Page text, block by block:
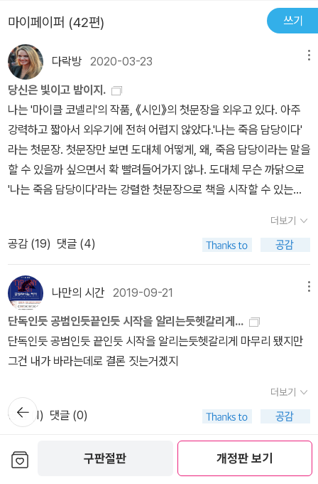
구판절판 개정판 보기
놈들은 인간이 아니라고 생각해버려요. 달나라에서 온 놈들이라고.
이 시인이라는 녀석이 살던 달에서는 그런 본능을 따르는 것이 자연
스럽고 정상적인 일이겠죠. 놈은 그런 본능에 따라 자신이 만족을 느
낄 수 있는 상황을 만들어내는 것에요.' 성폭행범들이 출옥한지 일주
일만에 범행을 저지르거나 전자발찌를 찬 채로 여성을 노리는 일들이
비근한 요즘, 성폭행범들의 범죄 행태 역시 사이코패스의 그것과 별
반 차이가 없다고 느낀다. 달나라에서 온 그들에게 지구의 법칙을 습
득하도록 재활의 기회를 준다는 것은 비극의 씨앗을 심는 행위이다.
그들은 그들의 본능을 제어할 수 있는 장치가 없는 자들로 보인다. 그
들이 많이 달린다. 삼청교육대 부활을 부르짖는 사람도 있다. 아이러
니한 것은 사회가 보수화되면 될 수록 성폭행이 증가하고, 그에 대한
대책으로 더욱 보수적인 정책들이 입안된다는 것이다. 150여년 전,
현명한 사람이 공창 제도는 자본주의 사회에서 부르주아지들이 자신
의 아내를 성폭행으로부터 지켜내기 위해 필요한 제도라고 했다. 또
한 가족을 구성할 수 없는 가난한 자들이 성적 욕구를 해소함으로서
사회에 대한 안전판 역할도 하리라면서 부르주아지들이 공식적으로
는 공창제도를 혐오스러워하면서도 뒤로는 그 공창제도를 유지 존속
모순은 전혀 해결된 바가 없다. 성범죄는 더욱 증가하고, 우리 사회는
더욱 보수화될 것이라는 나의 불안감은 전혀 근거 없는 것일까. htt
p://blog.naver.com/rainsky94/80201301928
릴러 쪽으로 편식하는 나란 인간은 기쁨의 비명을 지른다. 악!!!!!p.s
찾아보니 2권 <시인의 계곡>에서는 마이클 코넬리 소설의 가장 유명
한 주인공이라는 해리 보슈가 등장한다던데,해리 보슈 시리즈와 시인
시리즈의 접점을 엮어놓은 유기적인 설정도 참 재밌다.이건 뭐, 크라
임 스릴러에도 세계관이 등장할 기세.
다르지 않습니다.살인사건 전문기자라는 캐릭터 덕분에 잭은 자료조
사는 물론 뛰어난 추리능력까지 갖췄고, FBI에 합류한 뒤로도 그들의
고압적인 분위기 속에서 자신만의 행보를 고집스레 이어갑니다.말싸
움으론 으뜸이고, 적당한 반골 기질과 함께 적절한 타협 타이밍도 아
는 인물입니다.다행히도(?) 뛰어난 몸싸움 능력까지 지닌 슈퍼 히어
로는 아니지만 말입니다. 하지만 (많은 스릴러 주인공들이 그렇듯)
잭은 이런저런 기구한 사연들을 부여받았는데, 그의 어린 시절을 불
행하게 만든 누이의 죽음과 그 이후 벽을 친 듯 소원해진 가족 관계,
예나 지금이나 상처받을 일이 두려워 좋아하는 마음을 표현하지 못하
는 자괴감 어린 소심함, 형을 죽인 범인을 잡으려면 특종을 포기해야
만 하는 기자로서의 딜레마 등이 그것인데, 굳이 마이클 코넬리의 캐
너무 무겁거나 어둡지도 않고, 어딘가 뺀질뺀질 날라리(?) 같지도 않
은 게 잭의 특징입니다. FBI에 합류하긴 했어도 기자라는 한계 때문
에 잭은 대놓고 수사를 할 수는 없는 처지인데, 그래선지 파트너인 레
이철 월링의 역할이 잭 못잖게 비중 있게 그려집니다.액션에도 능하
고 당차면서도 매력적인 FBI 행동과학국 요원 레이철의 카리스마는
‘남성미’라는 면에서는 다소 약해 보이는 잭의 캐릭터와 희한하게 잘
을 위한 캐릭터처럼 보이기도 합니다.물론 그렇다고 해서 레이철이
잭과의 로맨스에 방점을 둔 인물이란 뜻은 절대 아닙니다.FBI 특수팀
수준입니다.‘속이 텅 빈 여자’라는 전 남편의 비난대로 인간미만 놓고
보면 다소 딱딱해 보이기도 하지만, 적어도 FBI 요원이 갖춰야 할 미
명감과 자기 만족을 동시에 손에 쥐고 싶어하는 본성을 지닌 인물들
이다. 그래서 그들이 보여주는 행동과 말들은 살짝 속물처럼 보이면
서도 속마음은 공감하게 만든다. 그러면서도 물 흐르듯이 치밀하고
섬세한 대사들로 인해 결코 추해보이지 않는다.여기 죽음을 항상 곁
에 두고 있는 신문사 사회부 소속이자 살인사건 기획기사 전문기자인
잭 매커보이가 있다. 그에게는 경찰인 쌍둥이 형 션이 있다. 그들은 쌍
둥이지만 결코 쌍둥이처럼 보이는 것에 거부감을 느끼고 각자 개성에
맞게 외모를 변화시켜 다른 성향을 지닌 두 형제가 되었다. 생활이 다
르다보니, 가끔 만나 맥주를 마시는 정도의 사이로 서서히 변해가고
있던 차에 형의 자살 소식을 접하게 되고 잭은 짐작조차 하지 못했던
다란 의문을 갖게 된다. 형의 시신에 같이 놓여 있었다던 포의 시구 또
한 그를 쉽사리 사건에서 손을 놓지 못하게 하는 요소가 된다. 도대체
의미를 알 수 없는 포의 시구는 잭의 마음을 혼란 속에 빠뜨리게 된다.
또한 '공간을 넘고, 시간을 넘어'의 시구를 유서로 쉽게 받아들이는 형
의 경찰 동료들 사이에서 잭은 커다란 의문을 갖게 되고 조사를 본격
적으로 시작하게 된다. 형의 죽음을 기어코 기사로 만들어야만 하냐
는 슬픔에 빠진 가족들의 지탄에도 불구하고 경찰관 자살 사건에 관
한 기획기사를 준비하고 그 와중에 형과 똑같은 경찰 자살 사건과 유
사한 사건들이 더 있음을 발견하게 되고 포의 시구가 어김없이 놓여
있었다는 것을 알게 된다. 잭은 점차 이 사건이 경찰관 연쇄살인 사건
임을 알게 되고 FBI 요원들과 함께 전국적인 경찰관 연쇄살인 사건의
범인을 잡기 위해 미국 전역을 돌며 '시인'이라는 별명을 얻게 된 연쇄
살인범과의 복잡하고 치밀한 길고 긴 심리게임을 하게 된다.'시인'속
마이페이퍼 (42편) 쓰기
다락방 2020-03-23
당신은 빛이고 밤이지.
나는 '마이클 코넬리'의 작품, 《시인》의 첫문장을 외우고 있다. 아주
강력하고 짧아서 외우기에 전혀 어렵지 않았다.'나는 죽음 담당이다'
라는 첫문장. 첫문장만 보면 도대체 어떻게, 왜, 죽음 담당이라는 말을
할 수 있을까 싶으면서 확 빨려들어가지 않나. 도대체 무슨 까닭으로
'나는 죽음 담당이다'라는 강렬한 첫문장으로 책을 시작할 수 있는건
다. 그중 대표적인 게 '톨스토이'의 《안나 카레니나》일 것이다. 안나
카레니나의 첫문장은 알아두고 있으면, 다른 많은 책들을 읽을 때도
도움이 된다. 수시로 안나 카레니나의 첫문장은 여기저기 인용되고
응용된다. 만약 그것이 안나 카레니나의 첫문장임을 인지하지 못한다
면, 그 문장들 속에서 각주를 찾아 읽어야 하거나, 제 때 감탄하고 웃
거나 하기가 어려워진다. 그러나 일단 알고 있다면, 다른 책들을 읽을
때도 제대로 제 때에 감탄할 수 있다. 그러니 안나 카레니나 만큼은 읽
는 것이 앞으로의 독서 생활에도 좋을 것이고, 최소한 첫문장만큼만
이라도 알아두는 것이 앞으로의 독서 생활에 도움이 될 것이다.'행복
한 가정은 모두 고만고만하지만 무릇 불행한 가정은 나름나름으로 불
행하다' 하는 문장. 이에 버금갈 정도로 유명한 첫문장이 '찰스 디킨
스'의 《두 도시 이야기》가 아닐까 싶다. 두 도시 이야기를 읽으려고
책장을 펼치고 이 문장을 읽자마자, 아 좋다! 하고 감탄했으니까. 바로
더보기
공감 (19) 댓글 (4)
나만의 시간 2019-09-21
단독인듯 공범인듯끝인듯 시작을 알리는듯헷갈리게...
단독인듯 공범인듯 끝인듯 시작을 알리는듯헷갈리게 마무리 됐지만
그건 내가 바라는데로 결론 짓는거겠지
더보기
공감 ( 1) 댓글 (0)
해피해피해2015-04-30
뒤로가
기